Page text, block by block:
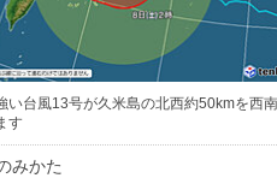
い台風13号が久米島の北西約50kmを西南
す
みかた